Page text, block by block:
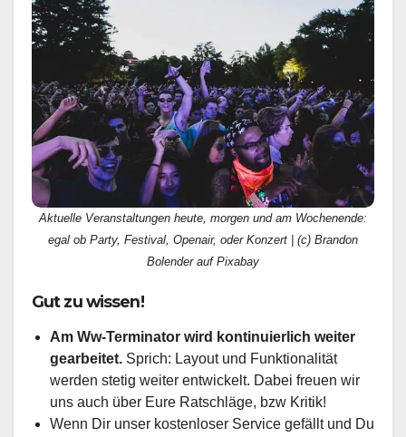
Aktuelle Veranstaltungen heute, morgen und am Wochenende:
egal ob Party, Festival, Openair, oder Konzert | (c) Brandon
Bolender auf Pixabay
Gut zu wissen!
Am Ww-Terminator wird kontinuierlich weiter
gearbeitet. Sprich: Layout und Funktionalität
werden stetig weiter entwickelt. Dabei freuen wir
uns auch über Eure Ratschläge, bzw Kritik!
Wenn Dir unser kostenloser Service gefällt und Du